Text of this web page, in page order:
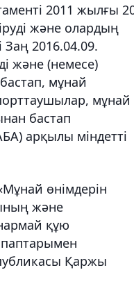
2011 жылғы
және олардың
2016.04.09.
және (немесе)
мұнай
мұнай
бастап
арқылы міндетті
өнімдерін
және
құю
Қаржы